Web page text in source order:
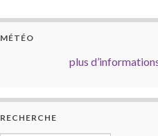
MÉTÉO
plus
RECHERCHE